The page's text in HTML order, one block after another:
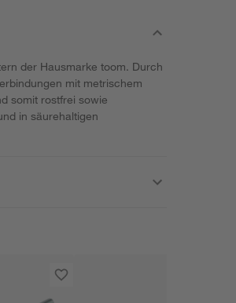
der Hausmarke toom. Durch
mit metrischem
somit rostfrei sowie
in säurehaltigen